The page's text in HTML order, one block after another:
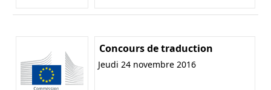
Concours de traduction
Jeudi 24 novembre 2016